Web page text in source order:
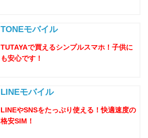
TONEモバイル
TUTAYAで買えるシンプルスマホ！子供に
も安心です！
LINEモバイル
LINEやSNSをたっぷり使える！快適速度の
格安SIM！